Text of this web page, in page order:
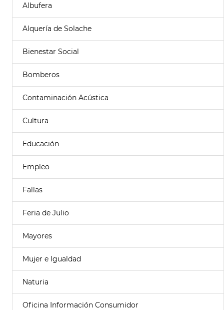
Albufera
Alquería de Solache
Bienestar Social
Bomberos
Contaminación Acústica
Cultura
Educación
Empleo
Fallas
Feria de Julio
Mayores
Mujer e Igualdad
Naturia
Oficina Información Consumidor